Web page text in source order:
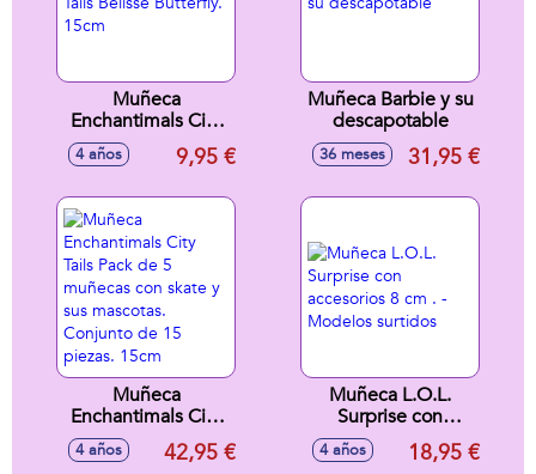
Muñeca
Enchantimals City
Tails Belisse
Butterfly. 15cm
4 años 9,95 €
Muñeca Barbie y su
descapotable
36 meses 31,95 €
Muñeca
Enchantimals City
Tails Pack de 5
muñecas con skate
4 años 42,95 €
Muñeca L.O.L.
Surprise con
accesorios 8 cm . -
Modelos surtidos
4 años 18,95 €